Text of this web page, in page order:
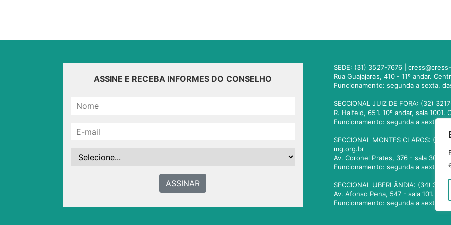
ASSINE E RECEBA INFORMES DO CONSELHO
ASSINAR
SEDE: (31) 3527-7676 |
Rua Guajajaras, 410 - 11º andar.
Funcionamento: segunda a sexta,
SECCIONAL JUIZ DE FORA: (32)
R. Halfeld, 651. 10º andar, sala
Funcionamento: segunda a sexta,
SECCIONAL MONTES CLAROS:
mg.org.br
Av. Coronel Prates, 376 - sala 301.
Funcionamento: segunda a sexta,
SECCIONAL UBERLÂNDIA: (34)
Av. Afonso Pena, 547 - sala 101.
Funcionamento: segunda a sexta,